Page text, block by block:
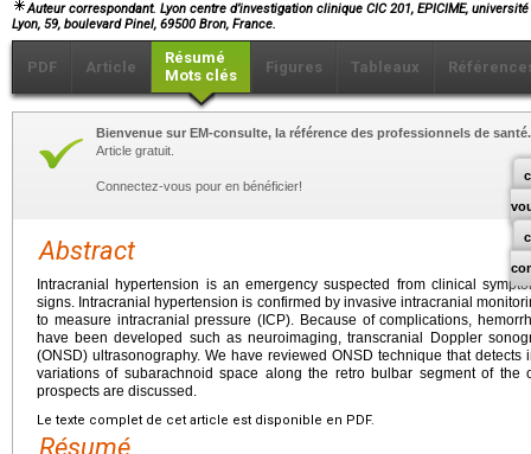
Auteur correspondant. Lyon centre d’investigation clinique CIC 201, EPICIME,
Lyon, 59, boulevard Pinel, 69500 Bron, France.
PDF Article
Résumé
Mots clés
Figures Tableaux
Bienvenue sur EM-consulte, la référence des professionnels de santé.
Article gratuit.
Connectez-vous pour en bénéficier!
Abstract
Intracranial hypertension is an emergency suspected from clinical
signs. Intracranial hypertension is confirmed by invasive intracranial
to measure intracranial pressure (ICP). Because of complications,
have been developed such as neuroimaging, transcranial Doppler
(ONSD) ultrasonography. We have reviewed ONSD technique that
variations of subarachnoid space along the retro bulbar segment of the
prospects are discussed.
Le texte complet de cet article est disponible en PDF.
Résumé